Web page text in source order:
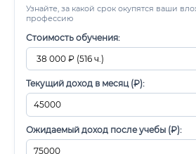
Узнайте, за какой срок окупятся ваши
профессию
Стоимость обучения:
Текущий доход в месяц (₽):
Ожидаемый доход после учебы (₽):